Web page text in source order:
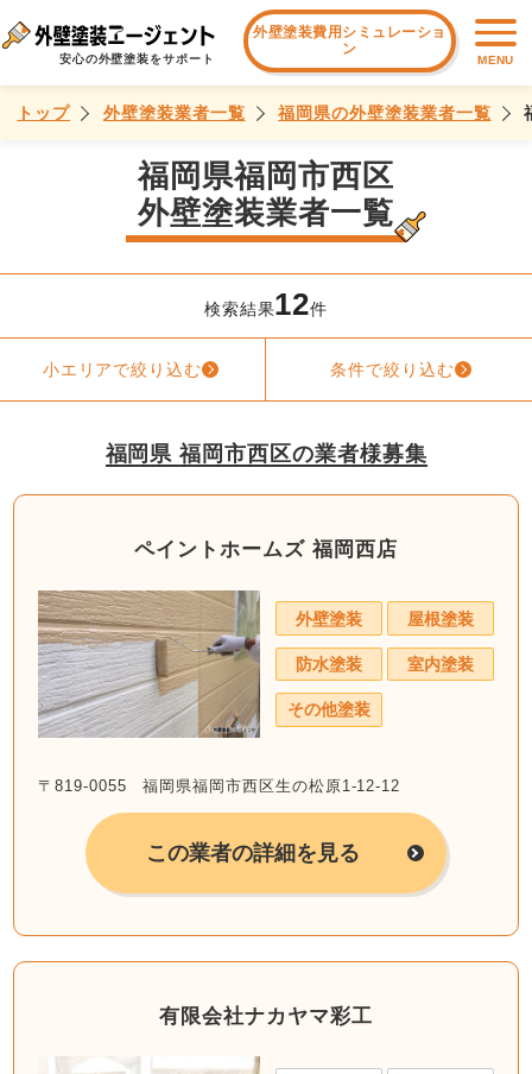
安心の外壁塗装をサポート
外壁塗装費用シミュレーショ
ン
MENU
トップ 外壁塗装業者一覧 福岡県の外壁塗装業者一覧
福岡県福岡市西区
外壁塗装業者一覧
検索結果12件
小エリアで絞り込む 条件で絞り込む
福岡県 福岡市西区の業者様募集
ペイントホームズ 福岡西店
外壁塗装 屋根塗装
防水塗装 室内塗装
その他塗装
〒819-0055 福岡県福岡市西区生の松原1-12-12
この業者の詳細を見る
有限会社ナカヤマ彩工